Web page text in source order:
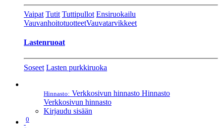
Vaipat Tutit Tuttipullot Ensiruokailu
VauvanhoitotuotteetVauvatarvikkeet
Lastenruoat
Soseet Lasten purkkiruoka
Hinnasto: Verkkosivun hinnasto Hinnasto
Verkkosivun hinnasto
Kirjaudu sisään
0